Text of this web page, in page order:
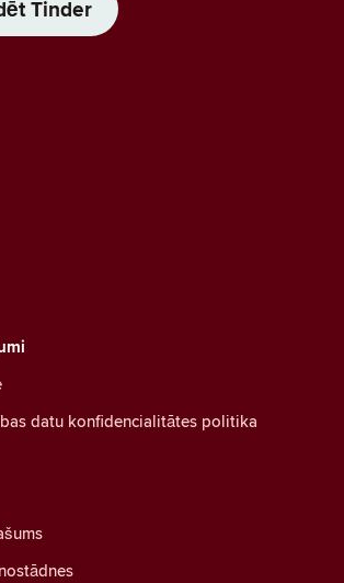
Tinder
datu konfidencialitātes politika